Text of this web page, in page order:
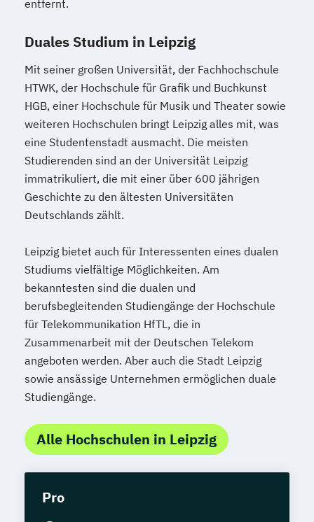
entfernt.
Duales Studium in Leipzig
Mit seiner großen Universität, der Fachhochschule
HTWK, der Hochschule für Grafik und Buchkunst
HGB, einer Hochschule für Musik und Theater sowie
weiteren Hochschulen bringt Leipzig alles mit, was
eine Studentenstadt ausmacht. Die meisten
Studierenden sind an der Universität Leipzig
immatrikuliert, die mit einer über 600 jährigen
Geschichte zu den ältesten Universitäten
Deutschlands zählt.
Leipzig bietet auch für Interessenten eines dualen
Studiums vielfältige Möglichkeiten. Am
bekanntesten sind die dualen und
berufsbegleitenden Studiengänge der Hochschule
für Telekommunikation HfTL, die in
Zusammenarbeit mit der Deutschen Telekom
angeboten werden. Aber auch die Stadt Leipzig
sowie ansässige Unternehmen ermöglichen duale
Studiengänge.
Alle Hochschulen in Leipzig
Pro